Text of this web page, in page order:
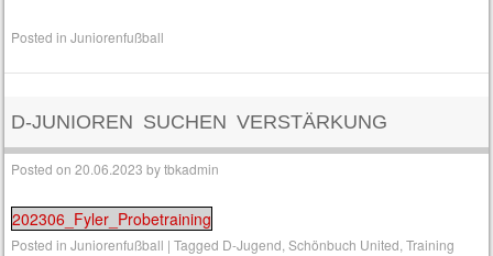
Posted inJuniorenfußball
D-JUNIOREN SUCHEN VERSTÄRKUNG
Posted on20.06.2023 bytbkadmin
202306_Fyler_Probetraining
Posted inJuniorenfußball |Tagged D-Jugend ,Schönbuch United ,Training